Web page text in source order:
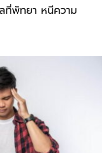
ที่พัทยา หนีความ